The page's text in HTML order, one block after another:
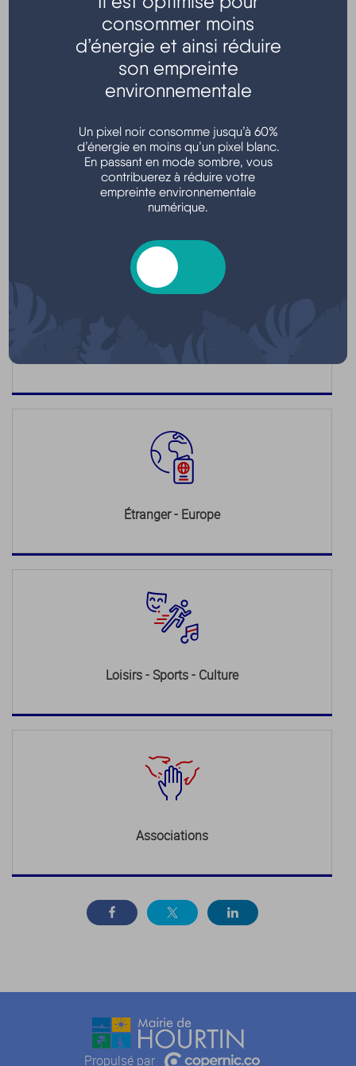
Transports - Mobilité
Argent - Impôts - Consommation
Étranger - Europe
Loisirs - Sports - Culture
Associations
Propulsé par
consommer moins
d’énergie et ainsi réduire
son empreinte
environnementale
Un pixel noir consomme jusqu’à 60%
d’énergie en moins qu’un pixel blanc.
En passant en mode sombre, vous
contribuerez à réduire votre
empreinte environnementale
numérique.